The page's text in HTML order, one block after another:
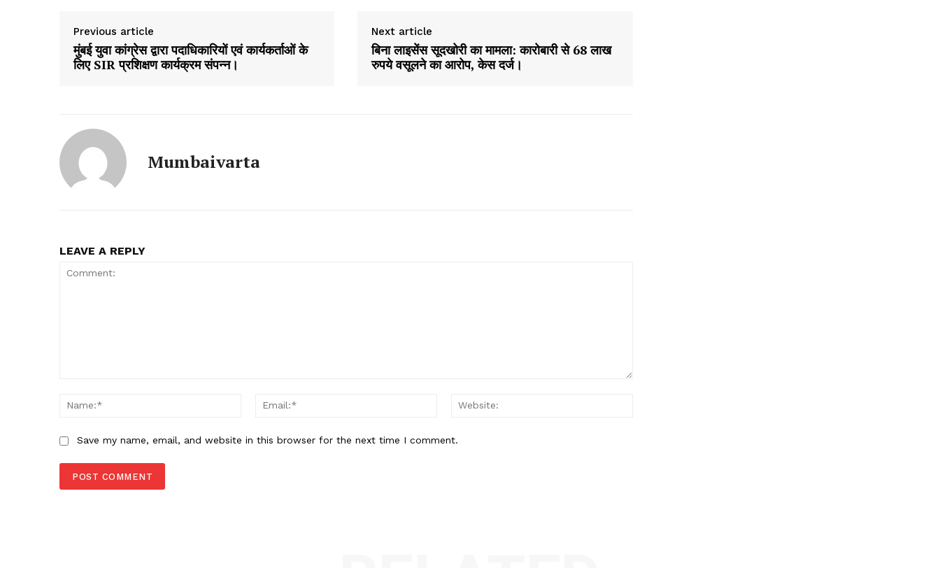
Previous article
मुंबई युवा कांग्रेस द्वारा पदाधिकारियों एवं कार्यकर्ताओं के
लिए SIR प्रशिक्षण कार्यक्रम संपन्न।
Next article
बिना लाइसेंस सूदखोरी का मामला: कारोबारी से 68 लाख
रुपये वसूलने का आरोप, केस दर्ज।
Mumbaivarta
LEAVE A REPLY
Name:*
Email:*
Save my name, email, and website in this browser for the next time I comment.